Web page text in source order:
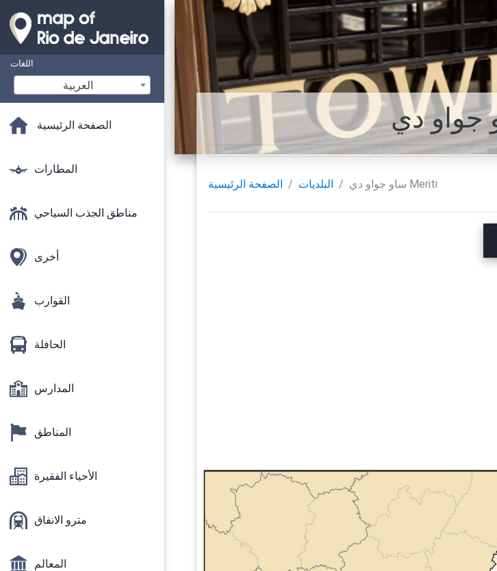
اللغات
‫العربية
الصفحة الرئيسية
المطارات
مناطق الجذب السياحي
أخرى
القوارب
الحافلة
المدارس
المناطق
الأحياء الفقيرة
مترو الانفاق
المعالم
الصفحة الرئيسية البلديات ساو جواو دي Meriti